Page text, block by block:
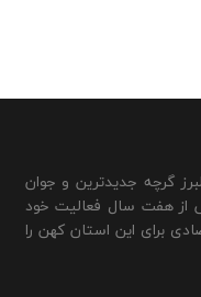
گرچه جدیدترین و جوان
از هفت سال فعالیت خود
برای این استان کهن را